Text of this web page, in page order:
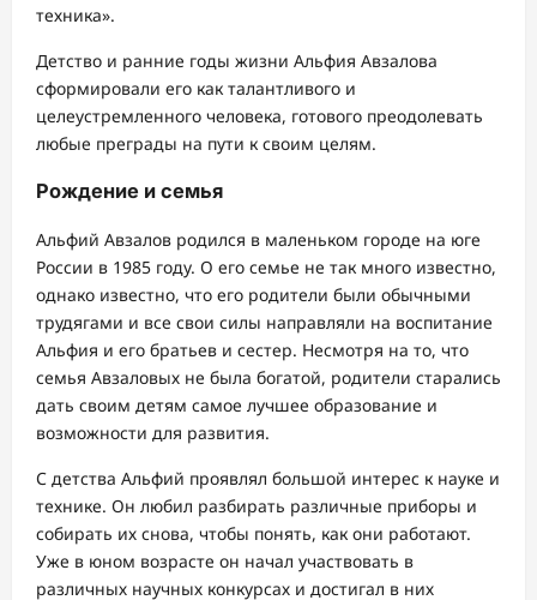
техника».
Детство и ранние годы жизни Альфия Авзалова
сформировали его как талантливого и
целеустремленного человека, готового преодолевать
любые преграды на пути к своим целям.
Рождение и семья
Альфий Авзалов родился в маленьком городе на юге
России в 1985 году. О его семье не так много известно,
однако известно, что его родители были обычными
трудягами и все свои силы направляли на воспитание
Альфия и его братьев и сестер. Несмотря на то, что
семья Авзаловых не была богатой, родители старались
дать своим детям самое лучшее образование и
возможности для развития.
С детства Альфий проявлял большой интерес к науке и
технике. Он любил разбирать различные приборы и
собирать их снова, чтобы понять, как они работают.
Уже в юном возрасте он начал участвовать в
различных научных конкурсах и достигал в них